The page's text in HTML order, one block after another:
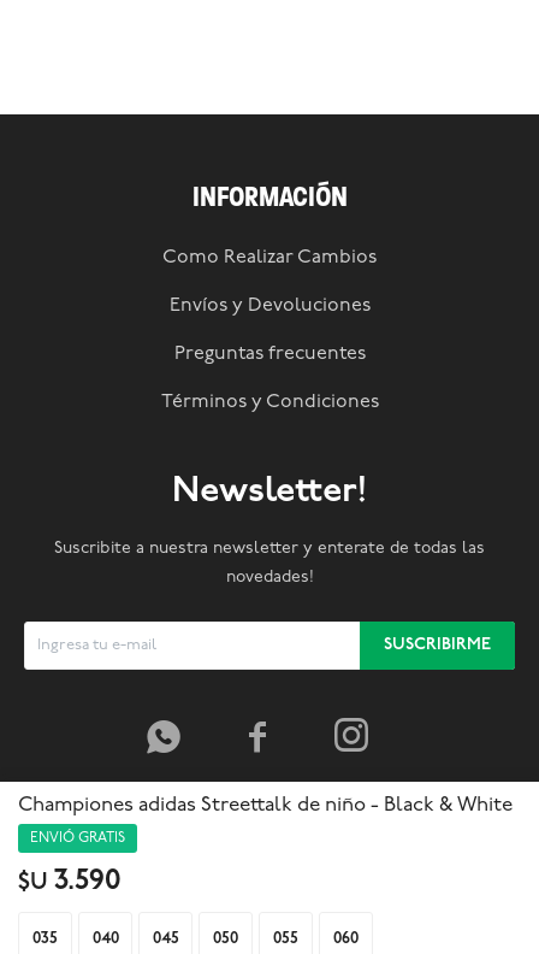
Championes adidas Streettalk de niño - Black & White
ENVIÓ GRATIS
$U 3.590
035 040 045 050 055 060
INFORMACIÓN
Como Realizar Cambios
Envíos y Devoluciones
Preguntas frecuentes
Términos y Condiciones
Newsletter!
Suscribite a nuestra newsletter y enterate de todas las
novedades!
SUSCRIBIRME
  